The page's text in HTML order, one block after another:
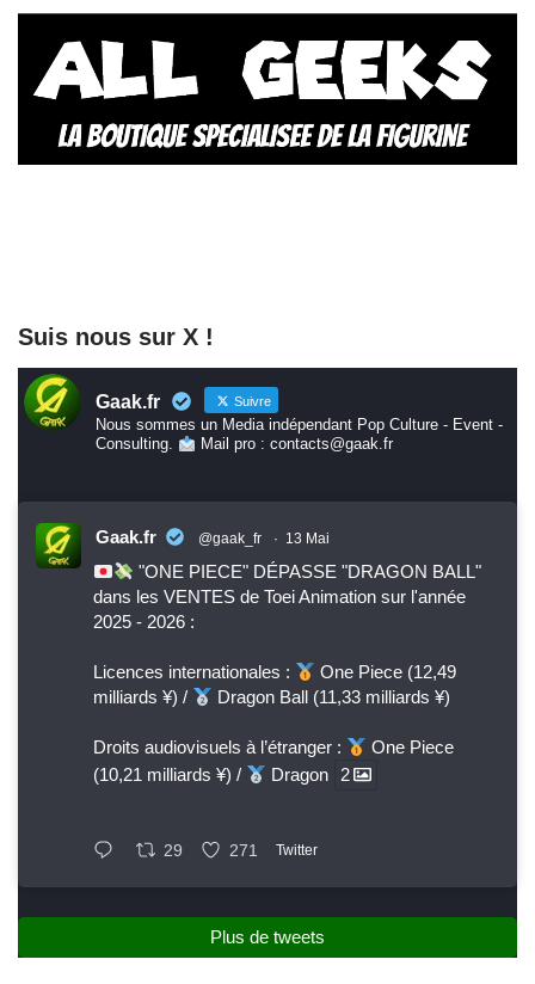
Suis nous sur X !
Gaak.fr Suivre
Nous sommes un Media indépendant Pop Culture - Event -
Consulting.
Mail pro : contacts@gaak.fr
Gaak.fr @gaak_fr · 13 Mai
"ONE PIECE" DÉPASSE "DRAGON BALL"
dans les VENTES de Toei Animation sur l'année
2025 - 2026 :
Licences internationales :
One Piece (12,49
milliards ¥) /
Dragon Ball (11,33 milliards ¥)
Droits audiovisuels à l’étranger :
One Piece
(10,21 milliards ¥) /
Dragon 2
29 271 Twitter
Plus de tweets